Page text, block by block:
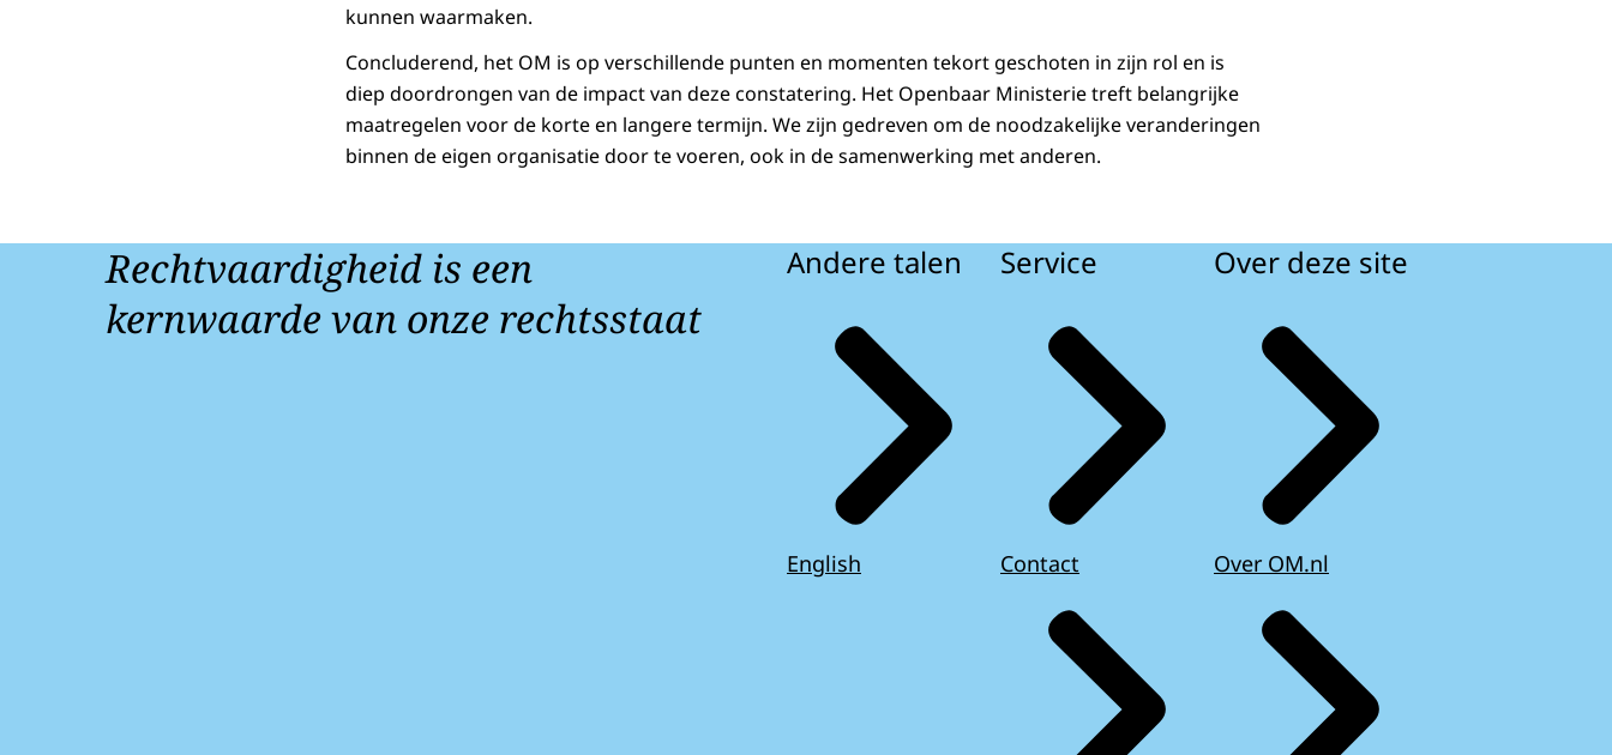
kunnen waarmaken.
Concluderend, het OM is op verschillende punten en momenten tekort geschoten in zijn rol en is
diep doordrongen van de impact van deze constatering. Het Openbaar Ministerie treft belangrijke
maatregelen voor de korte en langere termijn. We zijn gedreven om de noodzakelijke veranderingen
binnen de eigen organisatie door te voeren, ook in de samenwerking met anderen.
Rechtvaardigheid is een
kernwaarde van onze rechtsstaat
Andere talen
English
Service
Contact
Over deze site
Over OM.nl